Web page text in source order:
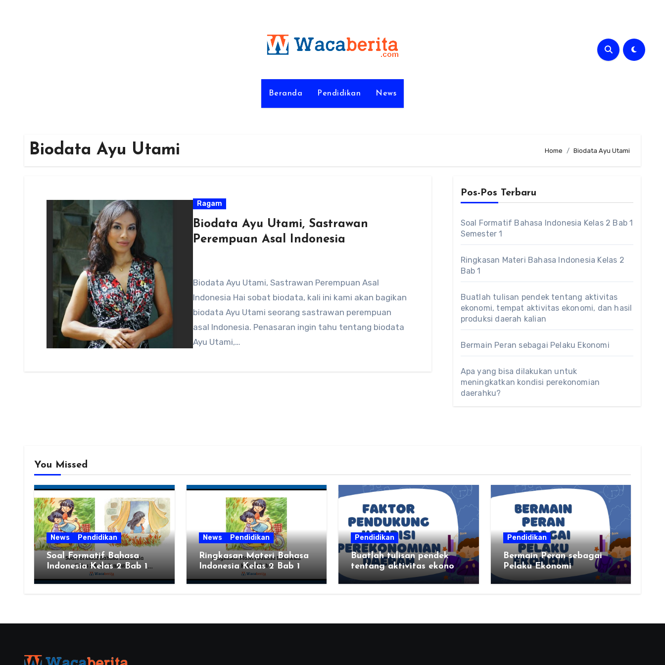
Beranda Pendidikan News
Biodata Ayu Utami Home Biodata Ayu Utami
Ragam
Biodata Ayu Utami, Sastrawan
Perempuan Asal Indonesia
Biodata Ayu Utami, Sastrawan Perempuan Asal
Indonesia Hai sobat biodata, kali ini kami akan bagikan
biodata Ayu Utami seorang sastrawan perempuan
asal Indonesia. Penasaran ingin tahu tentang biodata
Ayu Utami,…
Pos-Pos Terbaru
Soal Formatif Bahasa Indonesia Kelas 2 Bab 1
Semester 1
Ringkasan Materi Bahasa Indonesia Kelas 2
Bab 1
Buatlah tulisan pendek tentang aktivitas
ekonomi, tempat aktivitas ekonomi, dan hasil
produksi daerah kalian
Bermain Peran sebagai Pelaku Ekonomi
Apa yang bisa dilakukan untuk
meningkatkan kondisi perekonomian
daerahku?
You Missed
News Pendidikan
Soal Formatif Bahasa
Indonesia Kelas 2 Bab 1
Semester 1
News Pendidikan
Ringkasan Materi Bahasa
Indonesia Kelas 2 Bab 1
Pendidikan
Buatlah tulisan pendek
tentang aktivitas ekonomi,
tempat aktivitas ekonomi,
dan hasil produksi daerah
Pendidikan
Bermain Peran sebagai
Pelaku Ekonomi